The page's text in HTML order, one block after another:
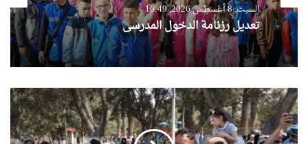
السبت, 8 أغسطس 2026, 16:49
تعديل رزنامة الدخول المدرسي
توعية
وترفيه
وتحسيس..
شرطة